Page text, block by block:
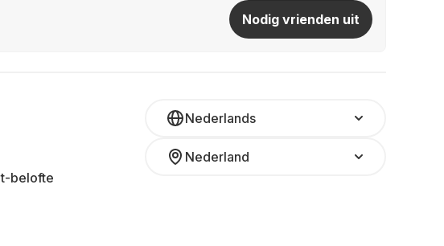
Nodig vrienden uit
Nederlands
Nederland
belofte